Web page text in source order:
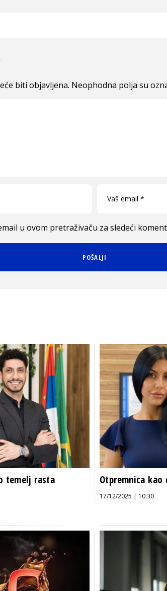
biti objavljena. Neophodna polja su
u ovom pretraživaču za sledeći
temelj rasta
Otpremnica
17/12/2025 | 10:30